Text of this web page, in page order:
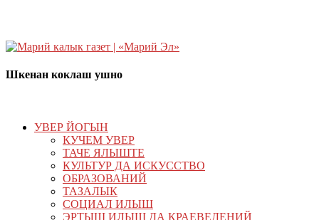
Шкенан коклаш ушно
УВЕР ЙОГЫН
КУЧЕМ УВЕР
ТАЧЕ ЯЛЫШТЕ
КУЛЬТУР ДА ИСКУССТВО
ОБРАЗОВАНИЙ
ТАЗАЛЫК
СОЦИАЛ ИЛЫШ
ЭРТЫШ ИЛЫШ ДА КРАЕВЕДЕНИЙ